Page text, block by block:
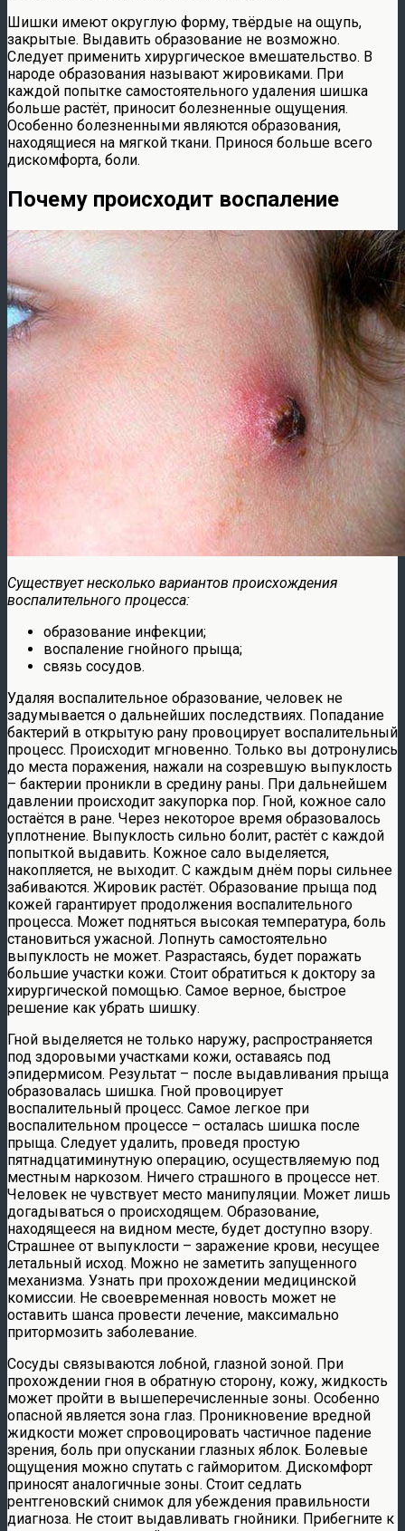
Шишки имеют округлую форму, твёрдые на ощупь,
закрытые. Выдавить образование не возможно.
Следует применить хирургическое вмешательство. В
народе образования называют жировиками. При
каждой попытке самостоятельного удаления шишка
больше растёт, приносит болезненные ощущения.
Особенно болезненными являются образования,
находящиеся на мягкой ткани. Принося больше всего
дискомфорта, боли.
Почему происходит воспаление
Существует несколько вариантов происхождения
воспалительного процесса:
образование инфекции;
воспаление гнойного прыща;
связь сосудов.
Удаляя воспалительное образование, человек не
задумывается о дальнейших последствиях. Попадание
бактерий в открытую рану провоцирует воспалительный
процесс. Происходит мгновенно. Только вы дотронулись
до места поражения, нажали на созревшую выпуклость
– бактерии проникли в средину раны. При дальнейшем
давлении происходит закупорка пор. Гной, кожное сало
остаётся в ране. Через некоторое время образовалось
уплотнение. Выпуклость сильно болит, растёт с каждой
попыткой выдавить. Кожное сало выделяется,
накопляется, не выходит. С каждым днём поры сильнее
забиваются. Жировик растёт. Образование прыща под
кожей гарантирует продолжения воспалительного
процесса. Может подняться высокая температура, боль
становиться ужасной. Лопнуть самостоятельно
выпуклость не может. Разрастаясь, будет поражать
большие участки кожи. Стоит обратиться к доктору за
хирургической помощью. Самое верное, быстрое
решение как убрать шишку.
Гной выделяется не только наружу, распространяется
под здоровыми участками кожи, оставаясь под
эпидермисом. Результат – после выдавливания прыща
образовалась шишка. Гной провоцирует
воспалительный процесс. Самое легкое при
воспалительном процессе – осталась шишка после
прыща. Следует удалить, проведя простую
пятнадцатиминутную операцию, осуществляемую под
местным наркозом. Ничего страшного в процессе нет.
Человек не чувствует место манипуляции. Может лишь
догадываться о происходящем. Образование,
находящееся на видном месте, будет доступно взору.
Страшнее от выпуклости – заражение крови, несущее
летальный исход. Можно не заметить запущенного
механизма. Узнать при прохождении медицинской
комиссии. Не своевременная новость может не
оставить шанса провести лечение, максимально
притормозить заболевание.
Сосуды связываются лобной, глазной зоной. При
прохождении гноя в обратную сторону, кожу, жидкость
может пройти в вышеперечисленные зоны. Особенно
опасной является зона глаз. Проникновение вредной
жидкости может спровоцировать частичное падение
зрения, боль при опускании глазных яблок. Болевые
ощущения можно спутать с гайморитом. Дискомфорт
приносят аналогичные зоны. Стоит седлать
рентгеновский снимок для убеждения правильности
диагноза. Не стоит выдавливать гнойники. Прибегните к